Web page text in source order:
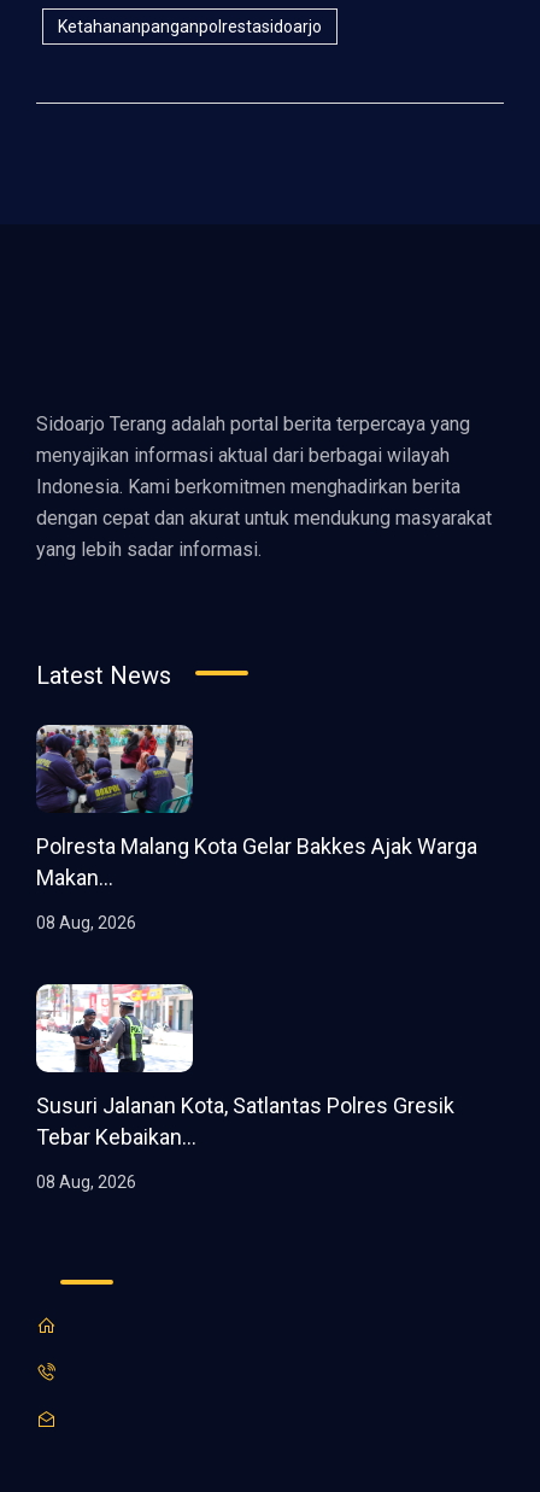
Ketahananpanganpolrestasidoarjo
Sidoarjo Terang adalah portal berita terpercaya yang
menyajikan informasi aktual dari berbagai wilayah
Indonesia. Kami berkomitmen menghadirkan berita
dengan cepat dan akurat untuk mendukung masyarakat
yang lebih sadar informasi.
Latest News
Polresta Malang Kota Gelar Bakkes Ajak Warga
Makan...
08 Aug, 2026
Susuri Jalanan Kota, Satlantas Polres Gresik
Tebar Kebaikan...
08 Aug, 2026